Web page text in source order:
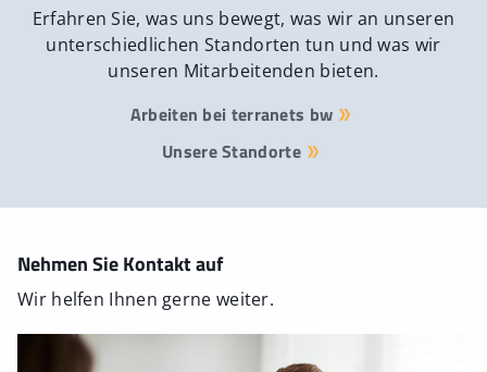
Externe Medien erlauben
Erfahren Sie, was uns bewegt, was wir an unseren
unterschiedlichen Standorten tun und was wir
unseren Mitarbeitenden bieten.
Arbeiten bei terranets bw
Unsere Standorte
Nehmen Sie Kontakt auf
Wir helfen Ihnen gerne weiter.